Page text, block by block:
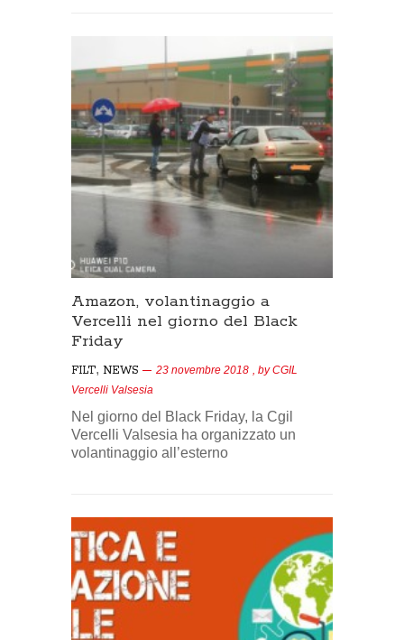
Amazon, volantinaggio a
Vercelli nel giorno del Black
Friday
FILT, NEWS 23 novembre 2018 , byCGIL
Vercelli Valsesia
Nel giorno del Black Friday, la Cgil
Vercelli Valsesia ha organizzato un
volantinaggio all’esterno